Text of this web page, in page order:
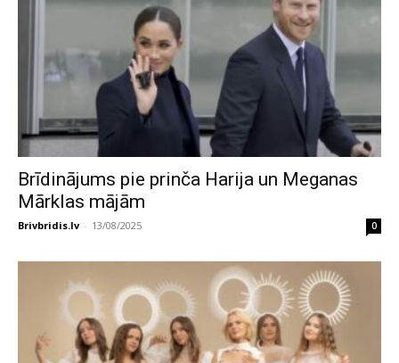
Brīdinājums pie prinča Harija un Meganas
Mārklas mājām
Brivbridis.lv - 13/08/2025 0